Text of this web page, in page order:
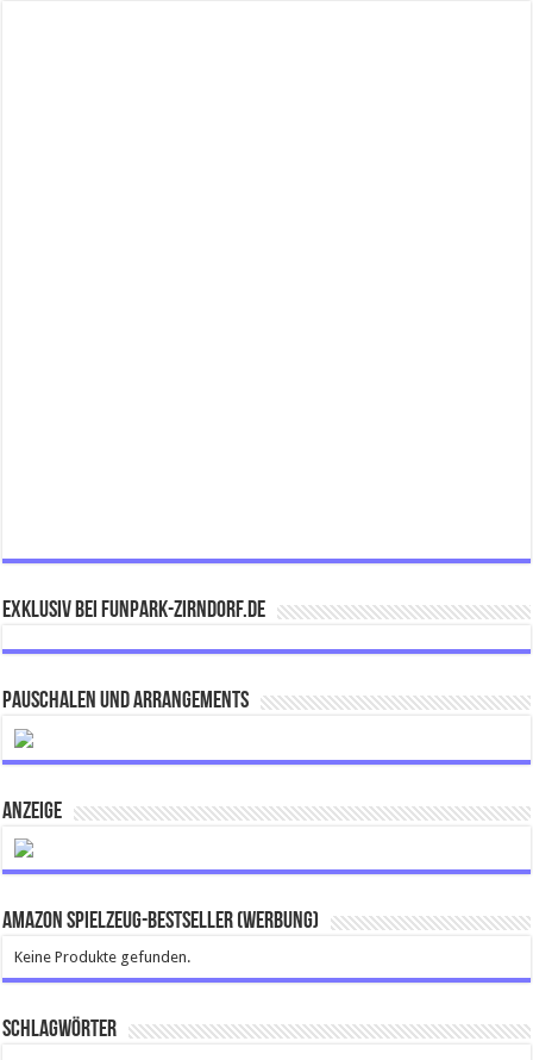
Exklusiv bei FUNPARK-ZIRNDORF.DE
Pauschalen und Arrangements
ANZEIGE
Amazon Spielzeug-Bestseller (Werbung)
Keine Produkte gefunden.
Schlagwörter